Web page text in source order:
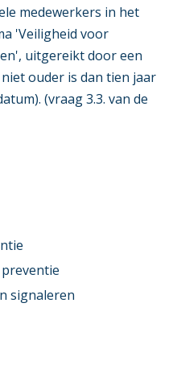
medewerkers in het
'Veiligheid voor
uitgereikt door een
ouder is dan tien jaar
(vraag 3.3. van de
signaleren